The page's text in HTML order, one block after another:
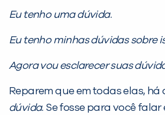
Eu tenho uma dúvida.
Eu tenho minhas dúvidas sobre
Agora vou esclarecer suas
Reparem que em todas elas, há
dúvida. Se fosse para você falar
Preencha com seus
com a: